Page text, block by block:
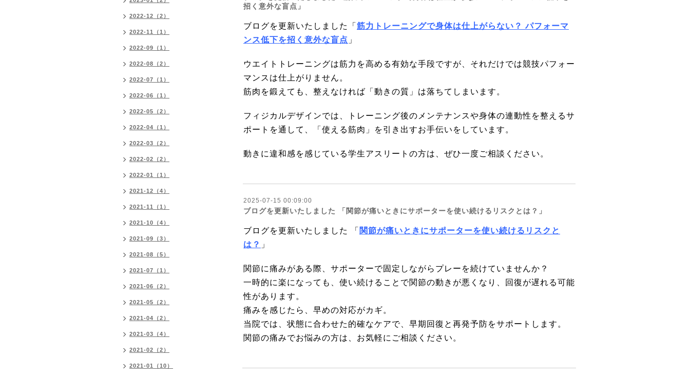
招く意外な盲点」
ブログを更新いたしました「 筋力トレーニングで身体は仕上がらない？ パフォーマ
ンス低下を招く意外な盲点 」
ウエイトトレーニングは筋力を高める有効な手段ですが、それだけでは競技パフォー
マンスは仕上がりません。
筋肉を鍛えても、整えなければ「動きの質」は落ちてしまいます。
フィジカルデザインでは、トレーニング後のメンテナンスや身体の連動性を整えるサ
ポートを通して、「使える筋肉」を引き出すお手伝いをしています。
動きに違和感を感じている学生アスリートの方は、ぜひ一度ご相談ください。
2025-07-15 00:09:00
ブログを更新いたしました 「関節が痛いときにサポーターを使い続けるリスクとは？」
ブログを更新いたしました 「 関節が痛いときにサポーターを使い続けるリスクと
は？ 」
関節に痛みがある際、サポーターで固定しながらプレーを続けていませんか？
一時的に楽になっても、使い続けることで関節の動きが悪くなり、回復が遅れる可能
性があります。
痛みを感じたら、早めの対応がカギ。
当院では、状態に合わせた的確なケアで、早期回復と再発予防をサポートします。
関節の痛みでお悩みの方は、お気軽にご相談ください。
2022-12（2）
2022-11（1）
2022-09（1）
2022-08（2）
2022-07（1）
2022-06（1）
2022-05（2）
2022-04（1）
2022-03（2）
2022-02（2）
2022-01（1）
2021-12（4）
2021-11（1）
2021-10（4）
2021-09（3）
2021-08（5）
2021-07（1）
2021-06（2）
2021-05（2）
2021-04（2）
2021-03（4）
2021-02（2）
2021-01（10）